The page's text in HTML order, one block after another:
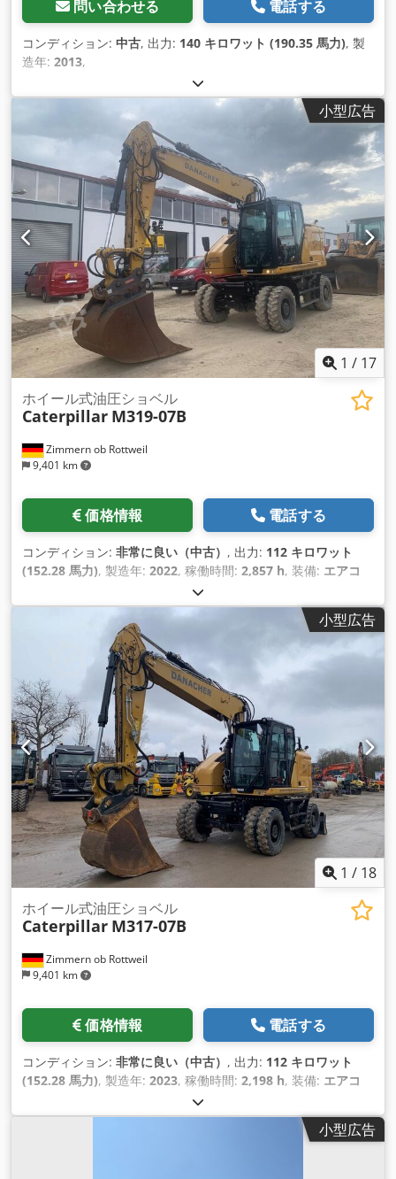
問い合わせる 電話する
コンディション: 中古, 出力: 140 キロワット (190.35 馬力), 製
造年: 2013,
小型広告
1 / 17
Zimmern ob Rottweil
9,401 km
ホイール式油圧ショベル
Caterpillar M319-07B
価格情報 電話する
コンディション: 非常に良い（中古） , 出力: 112 キロワット
(152.28 馬力), 製造年: 2022, 稼働時間: 2,857 h, 装備: エアコ
小型広告
1 / 18
Zimmern ob Rottweil
9,401 km
ホイール式油圧ショベル
Caterpillar M317-07B
価格情報 電話する
コンディション: 非常に良い（中古） , 出力: 112 キロワット
(152.28 馬力), 製造年: 2023, 稼働時間: 2,198 h, 装備: エアコ
小型広告